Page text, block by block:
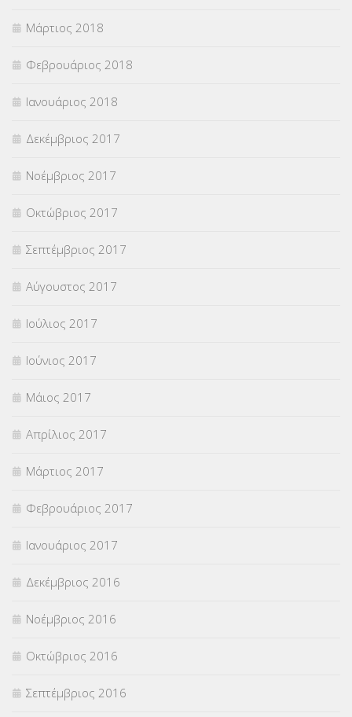
Μάρτιος 2018
Φεβρουάριος 2018
Ιανουάριος 2018
Δεκέμβριος 2017
Νοέμβριος 2017
Οκτώβριος 2017
Σεπτέμβριος 2017
Αύγουστος 2017
Ιούλιος 2017
Ιούνιος 2017
Μάιος 2017
Απρίλιος 2017
Μάρτιος 2017
Φεβρουάριος 2017
Ιανουάριος 2017
Δεκέμβριος 2016
Νοέμβριος 2016
Οκτώβριος 2016
Σεπτέμβριος 2016